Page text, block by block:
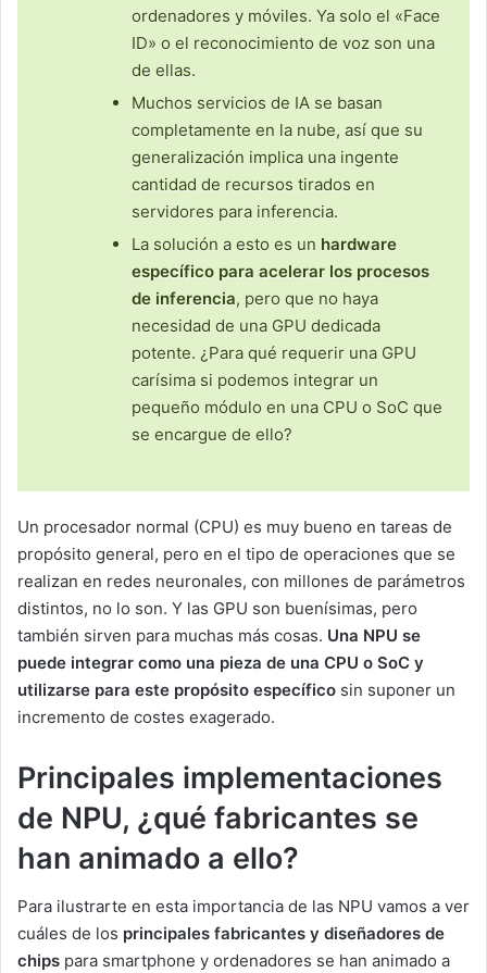
ordenadores y móviles. Ya solo el «Face
ID» o el reconocimiento de voz son una
de ellas.
Muchos servicios de IA se basan
completamente en la nube, así que su
generalización implica una ingente
cantidad de recursos tirados en
servidores para inferencia.
La solución a esto es un hardware
específico para acelerar los procesos
de inferencia, pero que no haya
necesidad de una GPU dedicada
potente. ¿Para qué requerir una GPU
carísima si podemos integrar un
pequeño módulo en una CPU o SoC que
se encargue de ello?
Un procesador normal (CPU) es muy bueno en tareas de
propósito general, pero en el tipo de operaciones que se
realizan en redes neuronales, con millones de parámetros
distintos, no lo son. Y las GPU son buenísimas, pero
también sirven para muchas más cosas. Una NPU se
puede integrar como una pieza de una CPU o SoC y
utilizarse para este propósito específico sin suponer un
incremento de costes exagerado.
Principales implementaciones
de NPU, ¿qué fabricantes se
han animado a ello?
Para ilustrarte en esta importancia de las NPU vamos a ver
cuáles de los principales fabricantes y diseñadores de
chips para smartphone y ordenadores se han animado a